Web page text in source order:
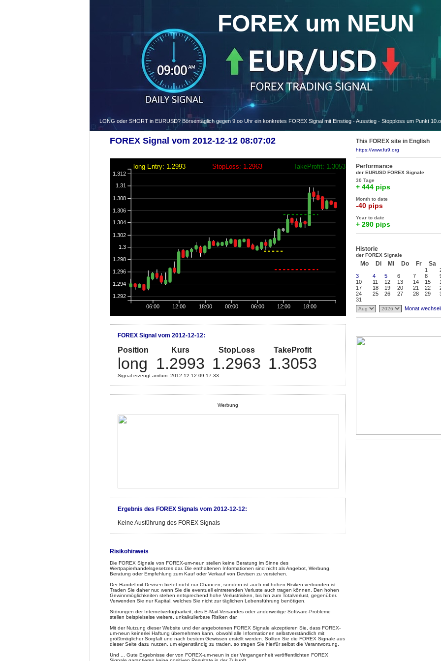
FOREX um NEUN
LONG oder SHORT in EURUSD? Börsentäglich gegen 9.oo Uhr ein konkretes FOREX Signal mit Einstieg - Ausstieg - Stopploss um Punkt
FOREX Signal vom 2012-12-12 08:07:02
06:00 12:00 18:00 00:00 06:00 12:00 18:00
1.292
1.294
1.296
1.298
1.3
1.302
1.304
1.306
1.308
1.31
1.312
long Entry: 1.2993 StopLoss: 1.2963 TakeProfit: 1.3053
FOREX Signal vom 2012-12-12:
Position Kurs StopLoss TakeProfit
long 1.2993 1.2963 1.3053
Signal erzeugt am/um: 2012-12-12 09:17:33
Werbung
Ergebnis des FOREX Signals vom 2012-12-12:
Keine Ausführung des FOREX Signals
Risikohinweis
Die FOREX Signale von FOREX-um-neun stellen keine Beratung im Sinne des
Wertpapierhandelsgesetzes dar. Die enthaltenen Informationen sind nicht als Angebot, Werbung,
Beratung oder Empfehlung zum Kauf oder Verkauf von Devisen zu verstehen.
Der Handel mit Devisen bietet nicht nur Chancen, sondern ist auch mit hohen Risiken verbunden ist.
Traden Sie daher nur, wenn Sie die eventuell eintretenden Verluste auch tragen können. Den hohen
Gewinnmöglichkeiten stehen entsprechend hohe Verlustrisiken, bis hin zum Totalverlust, gegenüber.
Verwenden Sie nur Kapital, welches Sie nicht zur täglichen Lebensführung benötigen.
Störungen der Internetverfügbarkeit, des E-Mail-Versandes oder anderweitige Software-Probleme
stellen beispielseise weitere, unkalkulierbare Risiken dar.
Mit der Nutzung dieser Website und der angebotenen FOREX Signale akzeptieren Sie, dass FOREX-
um-neun keinerlei Haftung übernehmen kann, obwohl alle Informationen selbstverständlich mit
größtmöglicher Sorgfalt und nach bestem Gewissen erstellt werden. Sollten Sie die FOREX Signale aus
dieser Seite dazu nutzen, um eigenständig zu traden, so tragen Sie hierfür selbst die Verantwortung.
Und ... Gute Ergebnisse der von FOREX-um-neun in der Vergangenheit veröffentlichten FOREX
This FOREX site in English
https://www.fu9.org
Performance
der EURUSD FOREX Signale
30 Tage
+ 444 pips
Month to date
-40 pips
Year to date
+ 290 pips
Historie
der FOREX Signale
Mo Di Mi Do Fr Sa
1
3
4 5 6 7 8
10
11 12 13 14 15
17
18 19 20 21 22
24
25 26 27 28 29
31
Monat